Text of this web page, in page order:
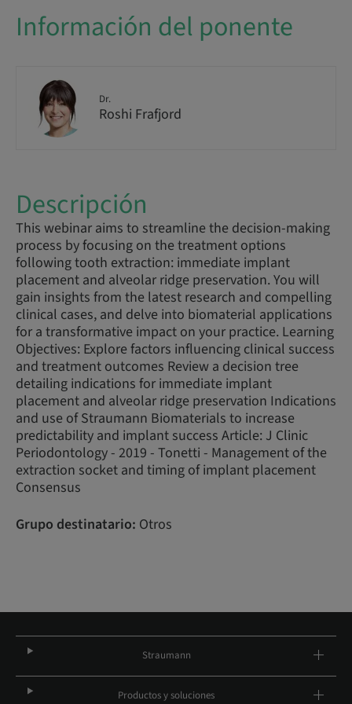
Información del ponente
Dr.
Roshi Frafjord
Descripción
This webinar aims to streamline the decision-making
process by focusing on the treatment options
following tooth extraction: immediate implant
placement and alveolar ridge preservation. You will
gain insights from the latest research and compelling
clinical cases, and delve into biomaterial applications
for a transformative impact on your practice. Learning
Objectives: Explore factors influencing clinical success
and treatment outcomes Review a decision tree
detailing indications for immediate implant
placement and alveolar ridge preservation Indications
and use of Straumann Biomaterials to increase
predictability and implant success Article: J Clinic
Periodontology - 2019 - Tonetti - Management of the
extraction socket and timing of implant placement
Consensus
Grupo destinatario: Otros
Straumann
Productos y soluciones